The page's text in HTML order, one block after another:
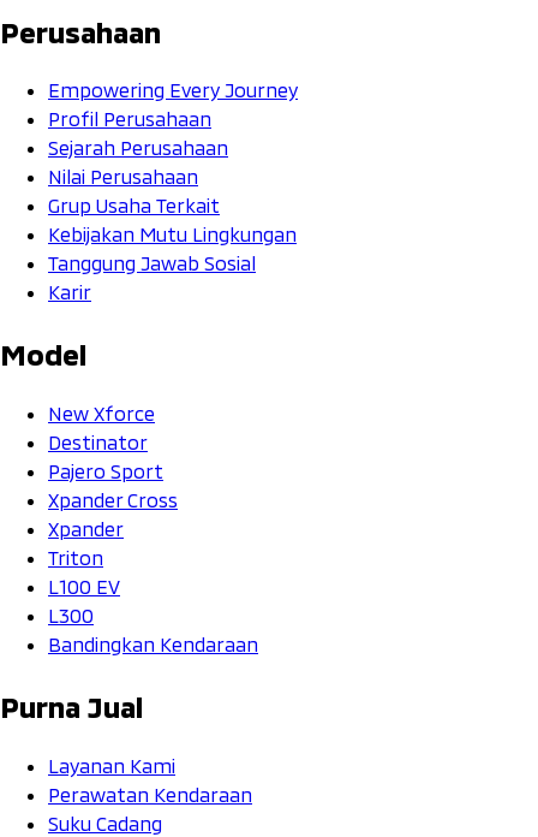
Perusahaan
Empowering Every Journey
Profil Perusahaan
Sejarah Perusahaan
Nilai Perusahaan
Grup Usaha Terkait
Kebijakan Mutu Lingkungan
Tanggung Jawab Sosial
Karir
Model
New Xforce
Destinator
Pajero Sport
Xpander Cross
Xpander
Triton
L100 EV
L300
Bandingkan Kendaraan
Purna Jual
Layanan Kami
Perawatan Kendaraan
Suku Cadang